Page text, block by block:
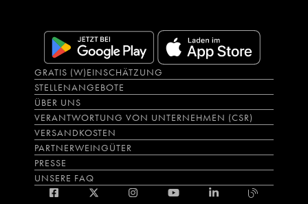
GRATIS (W)EINSCHÄTZUNG
STELLENANGEBOTE
ÜBER UNS
VERANTWORTUNG VON UNTERNEHMEN (CSR)
VERSANDKOSTEN
PARTNERWEINGÜTER
PRESSE
UNSERE FAQ